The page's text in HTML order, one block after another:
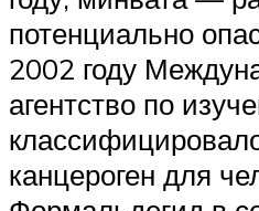
потенциально
2002 году
агентство по
канцероген для